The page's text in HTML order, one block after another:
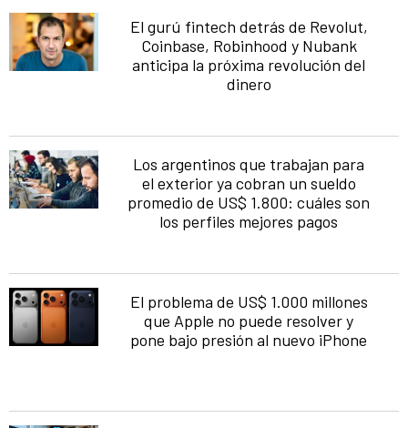
El gurú fintech detrás de Revolut,
Coinbase, Robinhood y Nubank
anticipa la próxima revolución del
dinero
Los argentinos que trabajan para
el exterior ya cobran un sueldo
promedio de US$ 1.800: cuáles son
los perfiles mejores pagos
El problema de US$ 1.000 millones
que Apple no puede resolver y
pone bajo presión al nuevo iPhone